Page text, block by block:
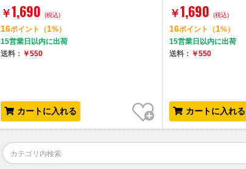
￥1,690 (税込)
16ポイント （1%）
15営業日以内に出荷
送料： ￥550
カートに入れる
お気に入り
￥1,690 (税込)
16ポイント （1%）
15営業日以内に出荷
送料： ￥550
カートに入れる